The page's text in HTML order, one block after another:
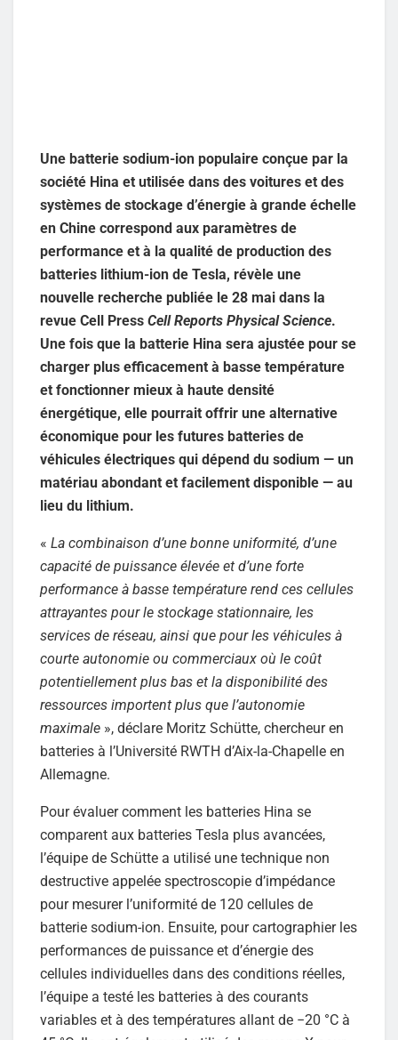
Une batterie sodium-ion populaire conçue par la
société Hina et utilisée dans des voitures et des
systèmes de stockage d’énergie à grande échelle
en Chine correspond aux paramètres de
performance et à la qualité de production des
batteries lithium-ion de Tesla, révèle une
nouvelle recherche publiée le 28 mai dans la
revue Cell Press Cell Reports Physical Science.
Une fois que la batterie Hina sera ajustée pour se
charger plus efficacement à basse température
et fonctionner mieux à haute densité
énergétique, elle pourrait offrir une alternative
économique pour les futures batteries de
véhicules électriques qui dépend du sodium — un
matériau abondant et facilement disponible — au
lieu du lithium.
« La combinaison d’une bonne uniformité, d’une
capacité de puissance élevée et d’une forte
performance à basse température rend ces cellules
attrayantes pour le stockage stationnaire, les
services de réseau, ainsi que pour les véhicules à
courte autonomie ou commerciaux où le coût
potentiellement plus bas et la disponibilité des
ressources importent plus que l’autonomie
maximale », déclare Moritz Schütte, chercheur en
batteries à l’Université RWTH d’Aix-la-Chapelle en
Allemagne.
Pour évaluer comment les batteries Hina se
comparent aux batteries Tesla plus avancées,
l’équipe de Schütte a utilisé une technique non
destructive appelée spectroscopie d’impédance
pour mesurer l’uniformité de 120 cellules de
batterie sodium-ion. Ensuite, pour cartographier les
performances de puissance et d’énergie des
cellules individuelles dans des conditions réelles,
l’équipe a testé les batteries à des courants
variables et à des températures allant de −20 °C à